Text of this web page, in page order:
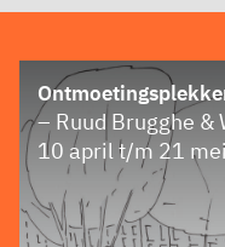
– Ruud Brugghe &
10 april t/m 21